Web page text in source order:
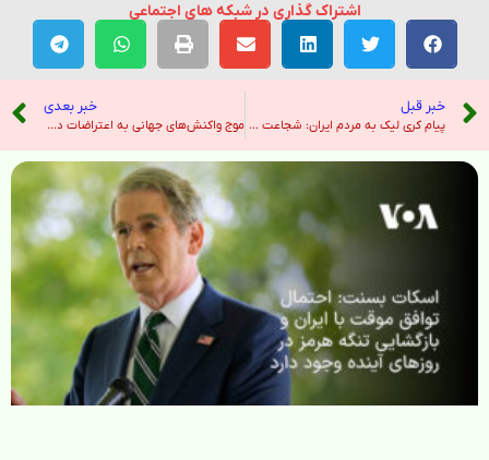
اشتراک گذاری در شبکه های اجتماعی
خبر قبل
پیام کری لیک به مردم ایران:‌ شجاعت شما در سراسر جهان به چشم می‌آید و مورد احترام است – صدای آمریکا
خبر بعدی
موج واکنش‌های جهانی به اعتراضات در ایران و کشتار معترضان توسط جمهوری اسلامی – رادیو فردا